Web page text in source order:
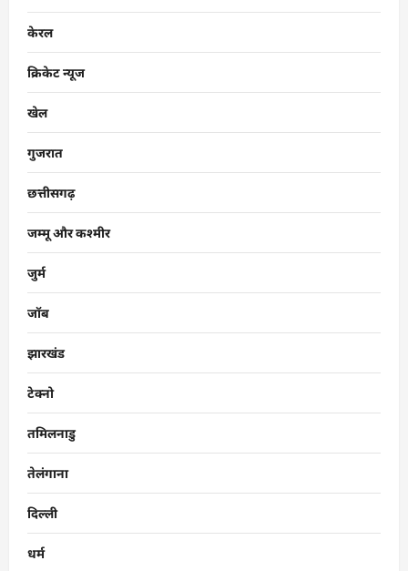
केरल
क्रिकेट न्यूज
खेल
गुजरात
छत्तीसगढ़
जम्मू और कश्मीर
जुर्म
जॉब
झारखंड
टेक्नो
तमिलनाडु
तेलंगाना
दिल्ली
धर्म